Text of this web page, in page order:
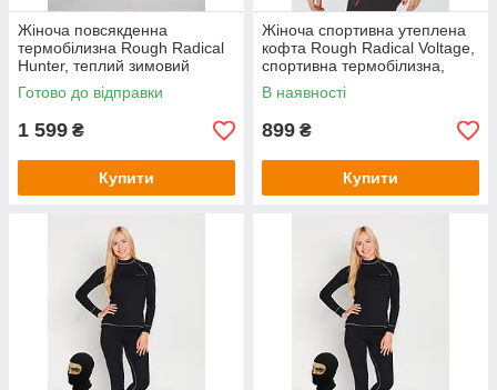
Жіноча повсякденна
термобілизна Rough Radical
Hunter, теплий зимовий
комплект на кожен день
Готово до відправки
1 599 ₴
Купити
Жіноча спортивна утеплена
кофта Rough Radical Voltage,
спортивна термобілизна,
лонгслів
В наявності
899 ₴
Купити